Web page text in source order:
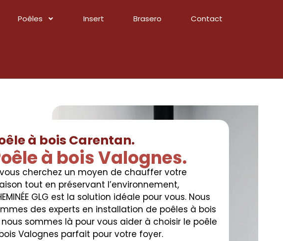
Poêles Insert Brasero Contact
à bois Carentan.
à bois Valognes.
cherchez un moyen de chauffer votre
tout en préservant l’environnement,
GLG est la solution idéale pour vous. Nous
des experts en installation de poêles à bois
sommes là pour vous aider à choisir le poêle
Valognes parfait pour votre foyer.